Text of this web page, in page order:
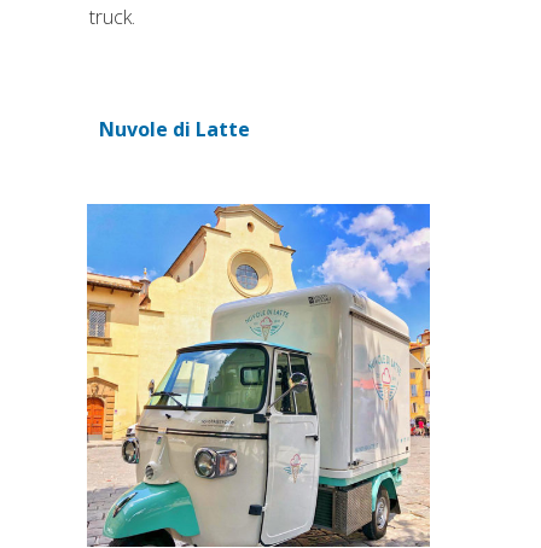
truck.
Nuvole di Latte
(si apre in una nuova scheda)